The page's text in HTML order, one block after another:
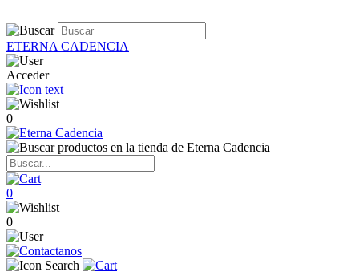
ETERNA CADENCIA
Acceder
0
0
0